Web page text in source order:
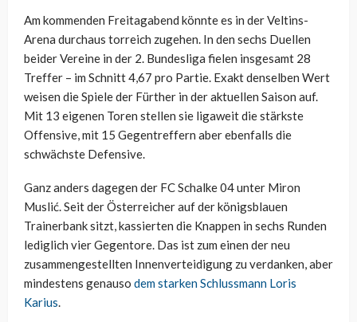
Am kommenden Freitagabend könnte es in der Veltins-
Arena durchaus torreich zugehen. In den sechs Duellen
beider Vereine in der 2. Bundesliga fielen insgesamt 28
Treffer – im Schnitt 4,67 pro Partie. Exakt denselben Wert
weisen die Spiele der Fürther in der aktuellen Saison auf.
Mit 13 eigenen Toren stellen sie ligaweit die stärkste
Offensive, mit 15 Gegentreffern aber ebenfalls die
schwächste Defensive.
Ganz anders dagegen der FC Schalke 04 unter Miron
Muslić. Seit der Österreicher auf der königsblauen
Trainerbank sitzt, kassierten die Knappen in sechs Runden
lediglich vier Gegentore. Das ist zum einen der neu
zusammengestellten Innenverteidigung zu verdanken, aber
mindestens genauso dem starken Schlussmann Loris
Karius.